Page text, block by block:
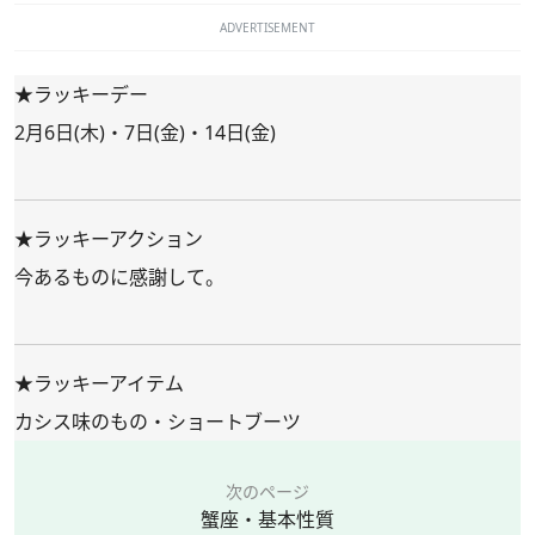
ADVERTISEMENT
★ラッキーデー
2月6日(木)・7日(金)・14日(金)
★ラッキーアクション
今あるものに感謝して。
★ラッキーアイテム
カシス味のもの・ショートブーツ
次のページ
蟹座・基本性質